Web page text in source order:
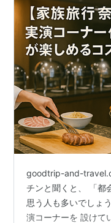
goodtrip-and-
チンと聞くと、 「都
思う人も多いでしょ
演コーナーを 設けて